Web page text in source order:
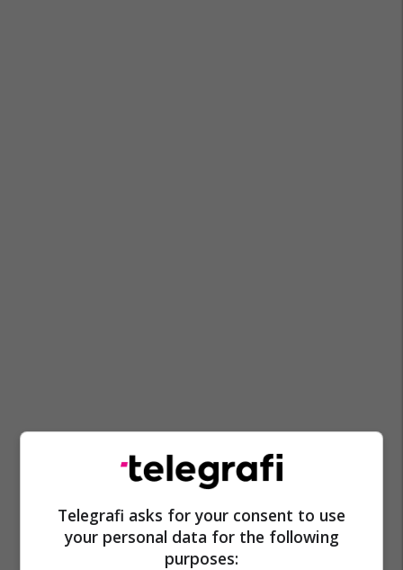
Telegrafi asks for your consent to use
your personal data for the following
purposes: